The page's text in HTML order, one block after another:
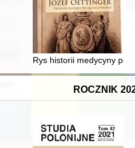
jako miejsce kultu
z Mościsk (1624) :
Rys historii medycyny
ROCZNIK